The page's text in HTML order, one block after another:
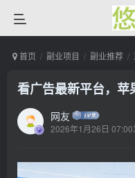
首页 副业项目 副业推荐
看广告最新平台，
网友
2026年1月26日 07:00